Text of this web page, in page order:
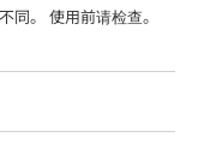
同。 使用前请检查。